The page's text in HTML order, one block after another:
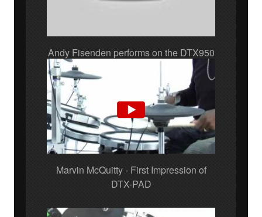
Andy Fisenden performs on the DTX950
Marvin McQuitty - First Impression of
DTX-PAD